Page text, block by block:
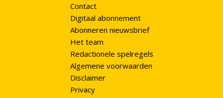
Contact
Digitaal abonnement
Abonneren nieuwsbrief
Het team
Redactionele spelregels
Algemene voorwaarden
Disclaimer
Privacy